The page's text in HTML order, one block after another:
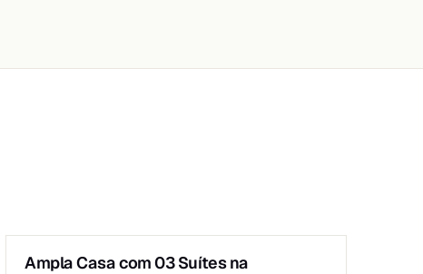
Ampla Casa com 03 Suítes na